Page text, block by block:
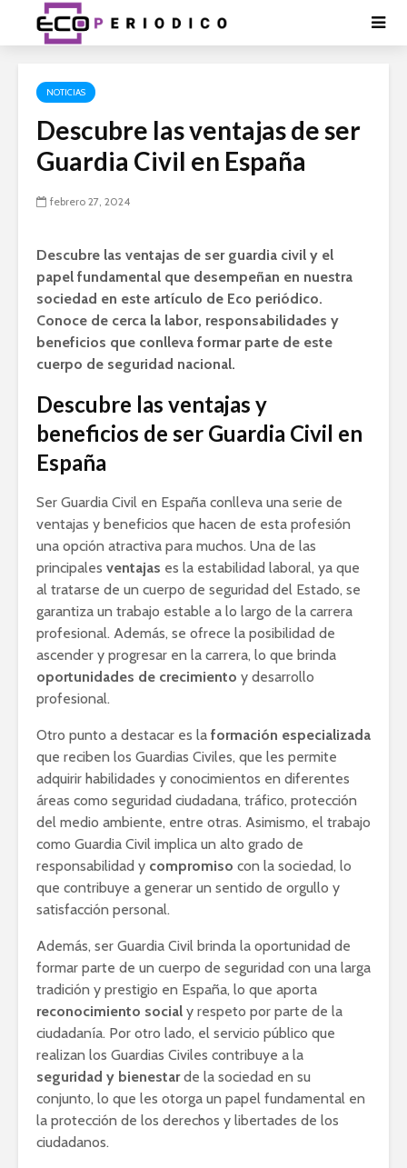
NOTICIAS
Descubre las ventajas de ser
Guardia Civil en España
febrero 27, 2024
Descubre las ventajas de ser guardia civil y el
papel fundamental que desempeñan en nuestra
sociedad en este artículo de Eco periódico.
Conoce de cerca la labor, responsabilidades y
beneficios que conlleva formar parte de este
cuerpo de seguridad nacional.
Descubre las ventajas y
beneficios de ser Guardia Civil en
España
Ser Guardia Civil en España conlleva una serie de
ventajas y beneficios que hacen de esta profesión
una opción atractiva para muchos. Una de las
principales ventajas es la estabilidad laboral, ya que
al tratarse de un cuerpo de seguridad del Estado, se
garantiza un trabajo estable a lo largo de la carrera
profesional. Además, se ofrece la posibilidad de
ascender y progresar en la carrera, lo que brinda
oportunidades de crecimiento y desarrollo
profesional.
Otro punto a destacar es la formación especializada
que reciben los Guardias Civiles, que les permite
adquirir habilidades y conocimientos en diferentes
áreas como seguridad ciudadana, tráfico, protección
del medio ambiente, entre otras. Asimismo, el trabajo
como Guardia Civil implica un alto grado de
responsabilidad y compromiso con la sociedad, lo
que contribuye a generar un sentido de orgullo y
satisfacción personal.
Además, ser Guardia Civil brinda la oportunidad de
formar parte de un cuerpo de seguridad con una larga
tradición y prestigio en España, lo que aporta
reconocimiento social y respeto por parte de la
ciudadanía. Por otro lado, el servicio público que
realizan los Guardias Civiles contribuye a la
seguridad y bienestarde la sociedad en su
conjunto, lo que les otorga un papel fundamental en
la protección de los derechos y libertades de los
ciudadanos.